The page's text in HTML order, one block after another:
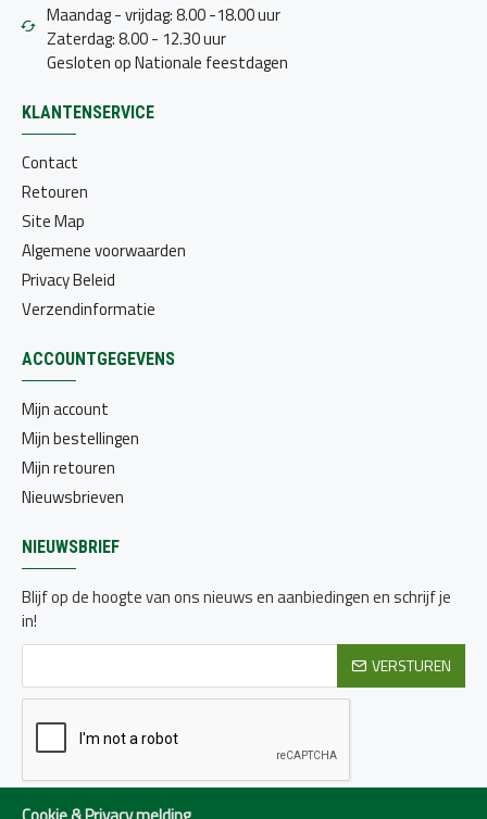
Maandag - vrijdag: 8.00 -18.00 uur
Zaterdag: 8.00 - 12.30 uur
Gesloten op Nationale feestdagen
KLANTENSERVICE
Contact
Retouren
Site Map
Algemene voorwaarden
Privacy Beleid
Verzendinformatie
ACCOUNTGEGEVENS
Mijn account
Mijn bestellingen
Mijn retouren
Nieuwsbrieven
NIEUWSBRIEF
Blijf op de hoogte van ons nieuws en aanbiedingen en schrijf je
in!
VERSTUREN
Ik heb de Privacy beleid